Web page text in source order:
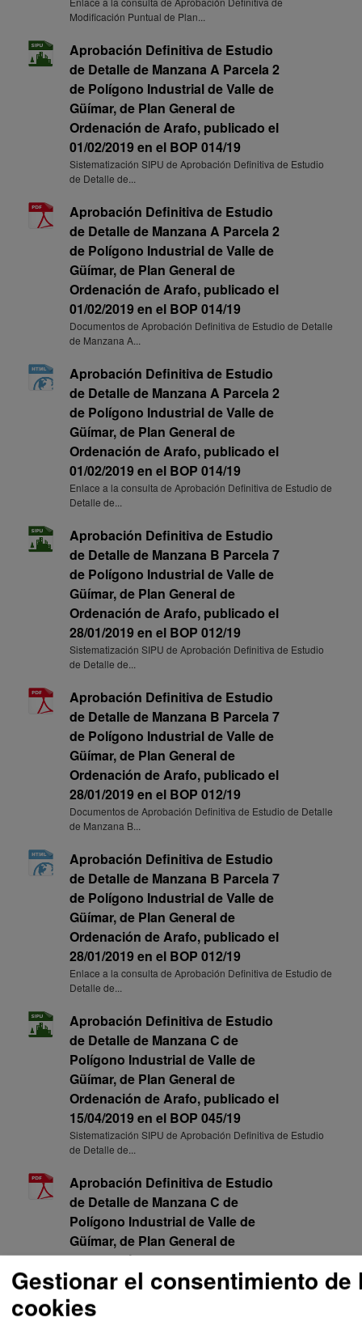
Modificación Puntual de Plan...
Aprobación Definitiva de Estudio
de Detalle de Manzana A Parcela 2
de Polígono Industrial de Valle de
Güímar, de Plan General de
Ordenación de Arafo, publicado el
01/02/2019 en el BOP 014/19
Sistematización SIPU de Aprobación Definitiva de Estudio
de Detalle de...
Aprobación Definitiva de Estudio
de Detalle de Manzana A Parcela 2
de Polígono Industrial de Valle de
Güímar, de Plan General de
Ordenación de Arafo, publicado el
01/02/2019 en el BOP 014/19
Documentos de Aprobación Definitiva de Estudio de Detalle
de Manzana A...
Aprobación Definitiva de Estudio
de Detalle de Manzana A Parcela 2
de Polígono Industrial de Valle de
Güímar, de Plan General de
Ordenación de Arafo, publicado el
01/02/2019 en el BOP 014/19
Enlace a la consulta de Aprobación Definitiva de Estudio de
Detalle de...
Aprobación Definitiva de Estudio
de Detalle de Manzana B Parcela 7
de Polígono Industrial de Valle de
Güímar, de Plan General de
Ordenación de Arafo, publicado el
28/01/2019 en el BOP 012/19
Sistematización SIPU de Aprobación Definitiva de Estudio
de Detalle de...
Aprobación Definitiva de Estudio
de Detalle de Manzana B Parcela 7
de Polígono Industrial de Valle de
Güímar, de Plan General de
Ordenación de Arafo, publicado el
28/01/2019 en el BOP 012/19
Documentos de Aprobación Definitiva de Estudio de Detalle
de Manzana B...
Aprobación Definitiva de Estudio
de Detalle de Manzana B Parcela 7
de Polígono Industrial de Valle de
Güímar, de Plan General de
Ordenación de Arafo, publicado el
28/01/2019 en el BOP 012/19
Enlace a la consulta de Aprobación Definitiva de Estudio de
Detalle de...
Aprobación Definitiva de Estudio
de Detalle de Manzana C de
Polígono Industrial de Valle de
Güímar, de Plan General de
Ordenación de Arafo, publicado el
15/04/2019 en el BOP 045/19
Sistematización SIPU de Aprobación Definitiva de Estudio
de Detalle de...
Aprobación Definitiva de Estudio
de Detalle de Manzana C de
Polígono Industrial de Valle de
Güímar, de Plan General de
Ordenación de Arafo, publicado el
15/04/2019 en el BOP 045/19
de Manzana C de...
Gestionar el consentimiento de
cookies